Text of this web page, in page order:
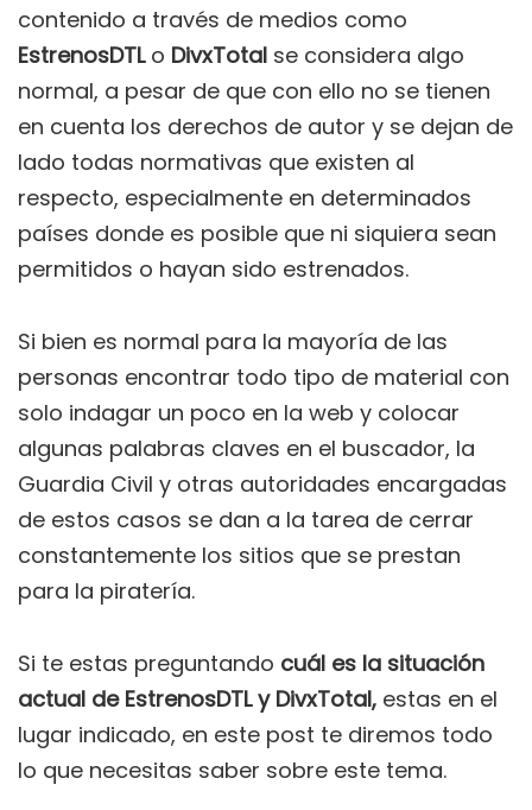
contenido a través de medios como
EstrenosDTLo DivxTotal se considera algo
normal, a pesar de que con ello no se tienen
en cuenta los derechos de autor y se dejan de
lado todas normativas que existen al
respecto, especialmente en determinados
países donde es posible que ni siquiera sean
permitidos o hayan sido estrenados.
Si bien es normal para la mayoría de las
personas encontrar todo tipo de material con
solo indagar un poco en la web y colocar
algunas palabras claves en el buscador, la
Guardia Civil y otras autoridades encargadas
de estos casos se dan a la tarea de cerrar
constantemente los sitios que se prestan
para la piratería.
Si te estas preguntando cuál es la situación
actual de EstrenosDTL y DivxTotal, estas en el
lugar indicado, en este post te diremos todo
lo que necesitas saber sobre este tema.